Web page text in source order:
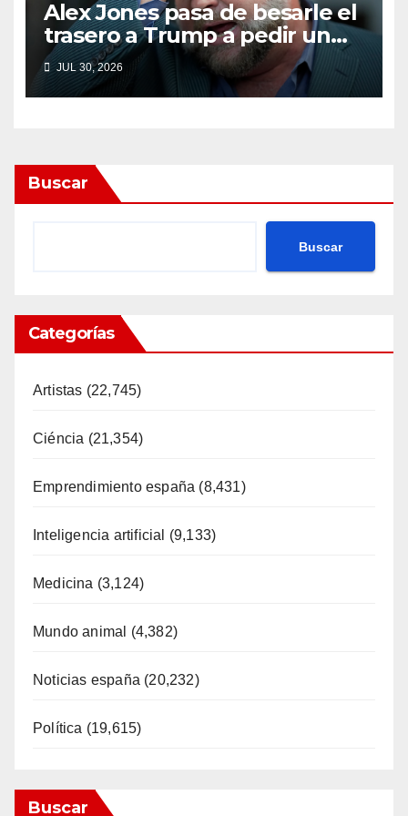
Alex Jones pasa de besarle el
trasero a Trump a pedir un
impeachment
JUL 30, 2026
Buscar
Buscar
Categorías
Artistas (22,745)
Ciéncia (21,354)
Emprendimiento españa (8,431)
Inteligencia artificial (9,133)
Medicina (3,124)
Mundo animal (4,382)
Noticias españa (20,232)
Política (19,615)
Buscar